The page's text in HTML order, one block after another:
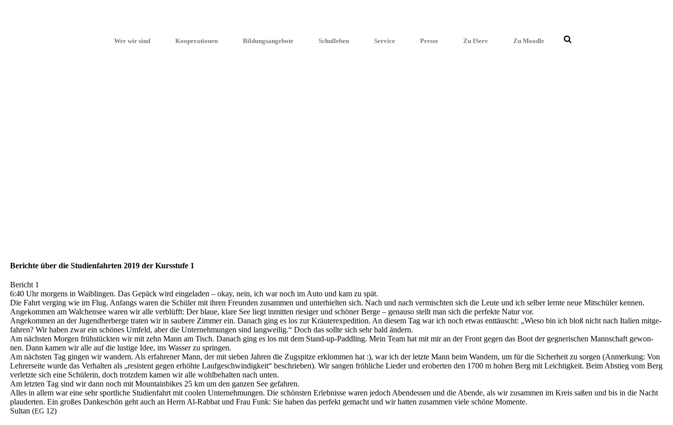
Wer wir sind Kooperationen Bildungsangebote Schulleben Service Presse Zu IServ Zu Moodle
Berich­te über die Studi­en­fahr­ten 2019 der Kursstu­fe 1
Bericht 1
6:40 Uhr morgens in Waiblin­gen. Das Gepäck wird einge­la­den – okay, nein, ich war noch im Auto und kam zu spät.
Die Fahrt verging wie im Flug. Anfangs waren die Schüler mit ihren Freun­den zusam­men und unter­hiel­ten sich. Nach und nach vermisch­ten sich die Leute und ich selber lernte neue Mitschü­ler kennen.
Angekom­men am Walchen­see waren wir alle verblüfft: Der blaue, klare See liegt inmit­ten riesi­ger und schöner Berge – genau­so stellt man sich die perfek­te Natur vor.
Angekom­men an der Jugend­her­ber­ge traten wir in saube­re Zimmer ein. Danach ging es los zur Kräuter­ex­pe­di­ti­on. An diesem Tag war ich noch etwas enttäuscht: „Wieso bin ich bloß nicht nach Itali­en mitge­
fah­ren? Wir haben zwar ein schönes Umfeld, aber die Unter­neh­mun­gen sind langwei­lig.“ Doch das sollte sich sehr bald ändern.
Am nächs­ten Morgen frühstück­ten wir mit zehn Mann am Tisch. Danach ging es los mit dem Stand-up-Paddling. Mein Team hat mit mir an der Front gegen das Boot der gegne­ri­schen Mannschaft gewon­
nen. Dann kamen wir alle auf die lusti­ge Idee, ins Wasser zu springen.
Am nächs­ten Tag gingen wir wandern. Als erfah­re­ner Mann, der mit sieben Jahren die Zugspit­ze erklom­men hat :), war ich der letzte Mann beim Wandern, um für die Sicher­heit zu sorgen (Anmer­kung: Von
Lehrer­sei­te wurde das Verhal­ten als „resis­tent gegen erhöh­te Laufge­schwin­dig­keit“ beschrie­ben). Wir sangen fröhli­che Lieder und erober­ten den 1700 m hohen Berg mit Leich­tig­keit. Beim Abstieg vom Berg
verletz­te sich eine Schüle­rin, doch trotz­dem kamen wir alle wohlbe­hal­ten nach unten.
Am letzten Tag sind wir dann noch mit Mountain­bikes 25 km um den ganzen See gefahren.
Alles in allem war eine sehr sport­li­che Studi­en­fahrt mit coolen Unter­neh­mun­gen. Die schöns­ten Erleb­nis­se waren jedoch Abend­essen und die Abende, als wir zusam­men im Kreis saßen und bis in die Nacht
plauder­ten. Ein großes Danke­schön geht auch an Herrn Al-Rabbat und Frau Funk: Sie haben das perfekt gemacht und wir hatten zusam­men viele schöne Momente.
Sultan (EG 12)